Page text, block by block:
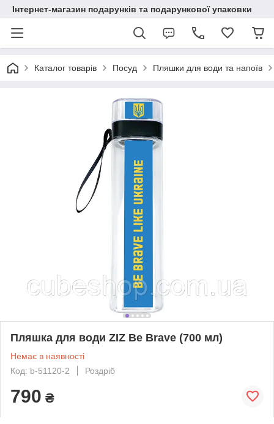
Інтернет-магазин подарунків та подарункової упаковки
Каталог товарів Посуд Пляшки для води та напоїв
Пляшка для води ZIZ Be Brave (700 мл)
Немає в наявності
Код: b-51120-2
Роздріб
790 ₴